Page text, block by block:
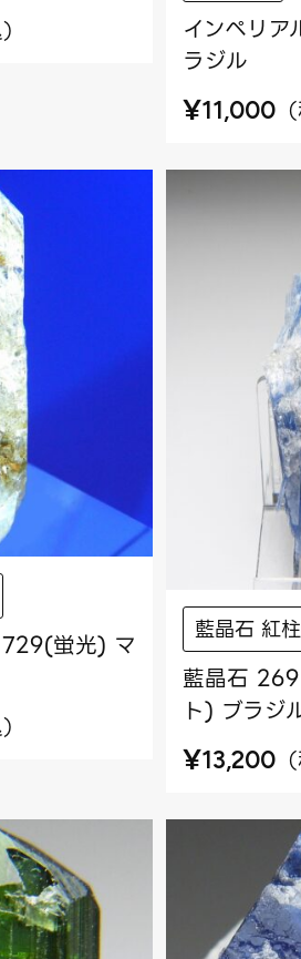
）
インペリ
ラジル
¥11,000 （
蛍光) マ
）
藍晶石 紅
藍晶石
ト) ブラジ
¥13,200 （